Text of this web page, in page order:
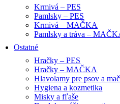
Krmivá – PES
Pamlsky – PES
Krmivá – MAČKA
Pamlsky a tráva –
Ostatné
Hračky – PES
Hračky – MAČKA
Hlavolamy pre psov a
Hygiena a kozmetika
Misky a fľaše